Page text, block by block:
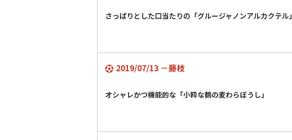
さっぱりとした口当たりの「グルージャノンアルカクテル」
2019/07/13 －藤枝
オシャレかつ機能的な「小粋な鶴の麦わらぼうし」